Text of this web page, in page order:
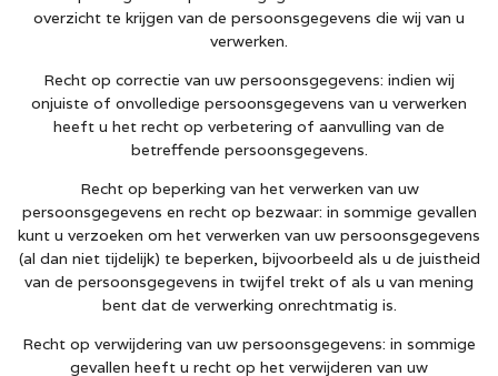
overzicht te krijgen van de persoonsgegevens die wij van u
verwerken.
Recht op correctie van uw persoonsgegevens: indien wij
onjuiste of onvolledige persoonsgegevens van u verwerken
heeft u het recht op verbetering of aanvulling van de
betreffende persoonsgegevens.
Recht op beperking van het verwerken van uw
persoonsgegevens en recht op bezwaar: in sommige gevallen
kunt u verzoeken om het verwerken van uw persoonsgegevens
(al dan niet tijdelijk) te beperken, bijvoorbeeld als u de juistheid
van de persoonsgegevens in twijfel trekt of als u van mening
bent dat de verwerking onrechtmatig is.
Recht op verwijdering van uw persoonsgegevens: in sommige
gevallen heeft u recht op het verwijderen van uw